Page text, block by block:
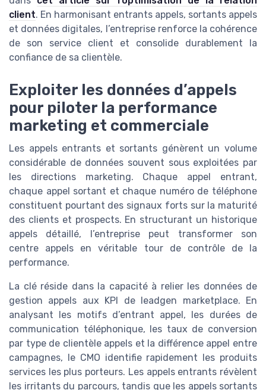
client. En harmonisant entrants appels, sortants appels
et données digitales, l’entreprise renforce la cohérence
de son service client et consolide durablement la
confiance de sa clientèle.
Exploiter les données d’appels
pour piloter la performance
marketing et commerciale
Les appels entrants et sortants génèrent un volume
considérable de données souvent sous exploitées par
les directions marketing. Chaque appel entrant,
chaque appel sortant et chaque numéro de téléphone
constituent pourtant des signaux forts sur la maturité
des clients et prospects. En structurant un historique
appels détaillé, l’entreprise peut transformer son
centre appels en véritable tour de contrôle de la
performance.
La clé réside dans la capacité à relier les données de
gestion appels aux KPI de leadgen marketplace. En
analysant les motifs d’entrant appel, les durées de
communication téléphonique, les taux de conversion
par type de clientèle appels et la différence appel entre
campagnes, le CMO identifie rapidement les produits
services les plus porteurs. Les appels entrants révèlent
les irritants du parcours, tandis que les appels sortants